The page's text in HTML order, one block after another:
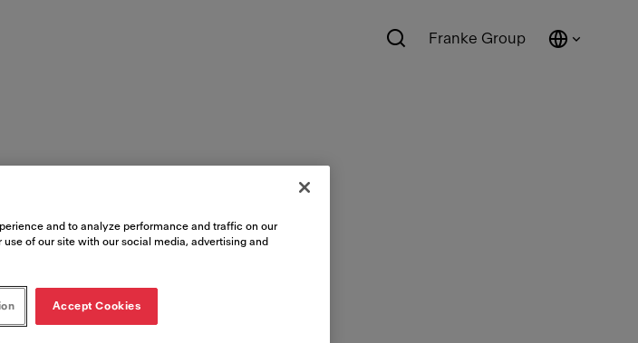
Franke Group
and to analyze performance and traffic on our
of our site with our social media, advertising and
Accept Cookies